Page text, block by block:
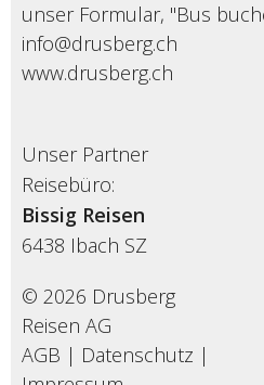
unser Formular, "Bus
info@drusberg.ch
www.drusberg.ch
Unser Partner
Reisebüro:
Bissig Reisen
6438 Ibach SZ
© 2026 Drusberg
Reisen AG
AGB | Datenschutz |